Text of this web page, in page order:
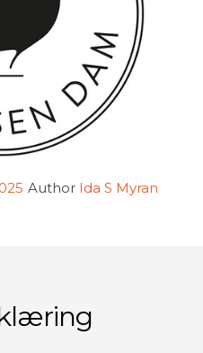
Author Ida S Myran